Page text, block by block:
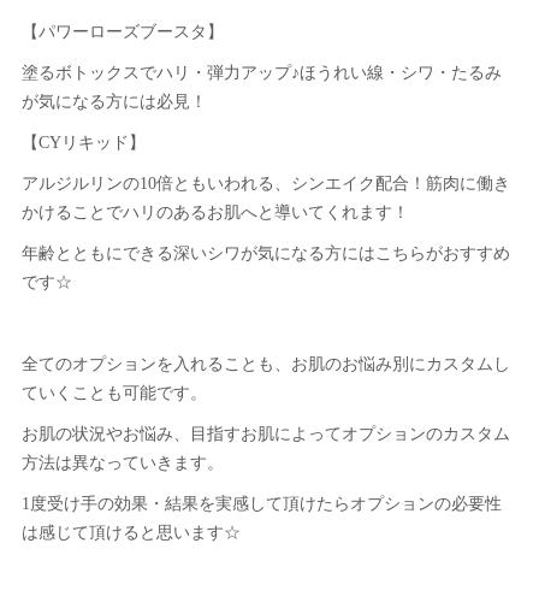
【パワーローズブースタ】
塗るボトックスでハリ・弾力アップ♪ほうれい線・シワ・たるみ
が気になる方には必見！
【CYリキッド】
アルジルリンの10倍ともいわれる、シンエイク配合！筋肉に働き
かけることでハリのあるお肌へと導いてくれます！
年齢とともにできる深いシワが気になる方にはこちらがおすすめ
です☆
全てのオプションを入れることも、お肌のお悩み別にカスタムし
ていくことも可能です。
お肌の状況やお悩み、目指すお肌によってオプションのカスタム
方法は異なっていきます。
1度受け手の効果・結果を実感して頂けたらオプションの必要性
は感じて頂けると思います☆